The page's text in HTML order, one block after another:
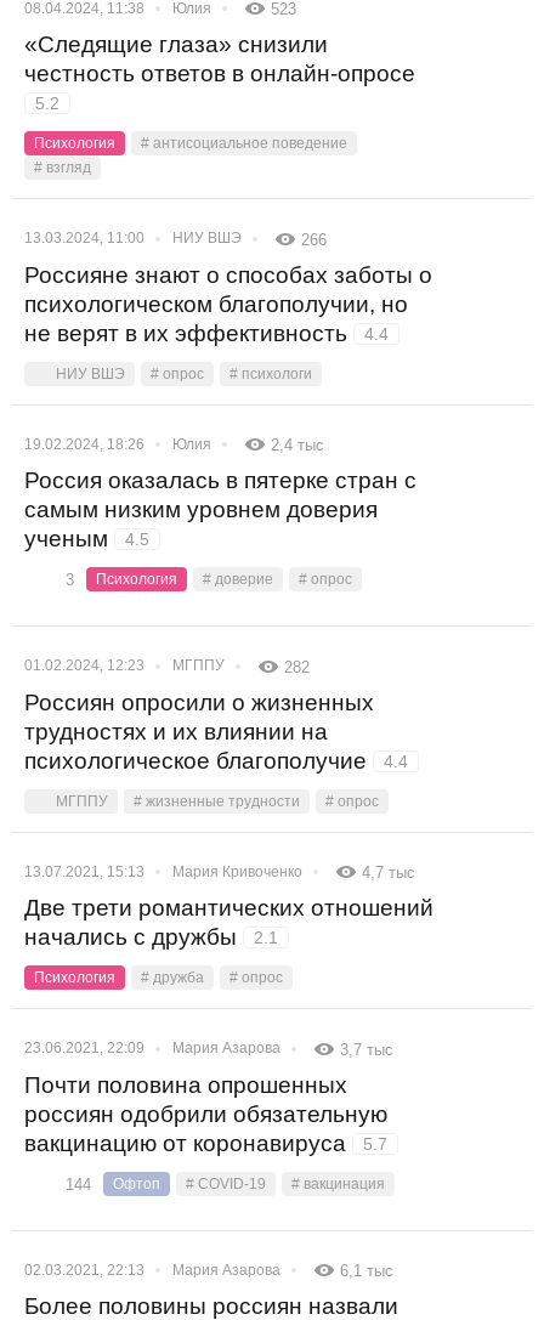
08.04.2024, 11:38 Юлия 523
«Следящие глаза» снизили
честность ответов в онлайн-опросе
5.2
Психология
# антисоциальное поведение
# взгляд
13.03.2024, 11:00 НИУ ВШЭ 266
Россияне знают о способах заботы о
психологическом благополучии, но
не верят в их эффективность
4.4
НИУ ВШЭ # опрос # психологи
19.02.2024, 18:26 Юлия 2,4 тыс
Россия оказалась в пятерке стран с
самым низким уровнем доверия
ученым
4.5
3 Психология # доверие # опрос
01.02.2024, 12:23 МГППУ 282
Россиян опросили о жизненных
трудностях и их влиянии на
психологическое благополучие
4.4
МГППУ # жизненные трудности # опрос
13.07.2021, 15:13 Мария Кривоченко 4,7 тыс
Две трети романтических отношений
начались с дружбы
2.1
Психология # дружба # опрос
23.06.2021, 22:09 Мария Азарова 3,7 тыс
Почти половина опрошенных
россиян одобрили обязательную
вакцинацию от коронавируса
5.7
144 Офтоп # COVID-19 # вакцинация
02.03.2021, 22:13 Мария Азарова 6,1 тыс
Более половины россиян назвали